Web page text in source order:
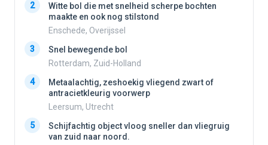
2
Witte bol die met snelheid scherpe bochten
maakte en ook nog stilstond
Enschede, Overijssel
3
Snel bewegende bol
Rotterdam, Zuid-Holland
4
Metaalachtig, zeshoekig vliegend zwart of
antracietkleurig voorwerp
Leersum, Utrecht
5
Schijfachtig object vloog sneller dan vliegruig
van zuid naar noord.